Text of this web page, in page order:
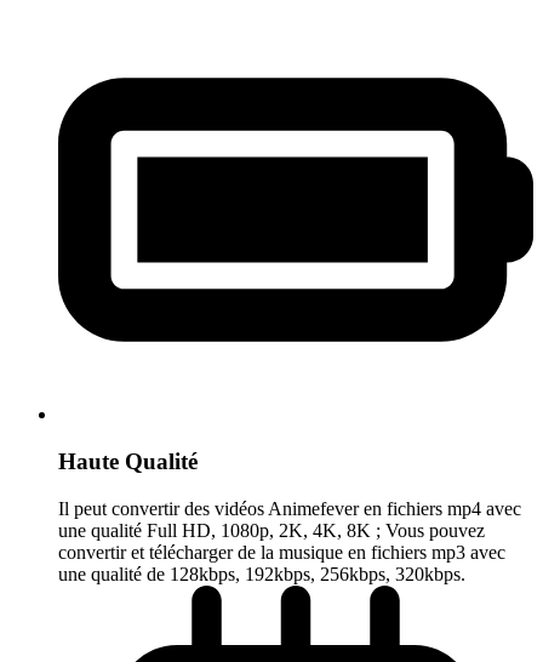
Haute Qualité
Il peut convertir des vidéos Animefever en fichiers mp4 avec
une qualité Full HD, 1080p, 2K, 4K, 8K ; Vous pouvez
convertir et télécharger de la musique en fichiers mp3 avec
une qualité de 128kbps, 192kbps, 256kbps, 320kbps.